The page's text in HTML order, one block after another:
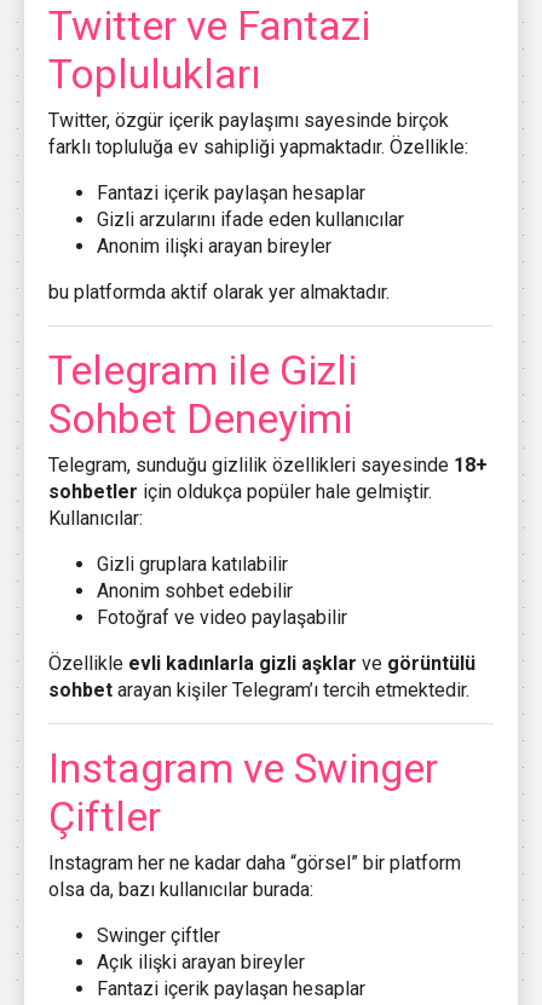
Twitter ve Fantazi
Toplulukları
Twitter, özgür içerik paylaşımı sayesinde birçok
farklı topluluğa ev sahipliği yapmaktadır. Özellikle:
Fantazi içerik paylaşan hesaplar
Gizli arzularını ifade eden kullanıcılar
Anonim ilişki arayan bireyler
bu platformda aktif olarak yer almaktadır.
Telegram ile Gizli
Sohbet Deneyimi
Telegram, sunduğu gizlilik özellikleri sayesinde 18+
sohbetler için oldukça popüler hale gelmiştir.
Kullanıcılar:
Gizli gruplara katılabilir
Anonim sohbet edebilir
Fotoğraf ve video paylaşabilir
Özellikle evli kadınlarla gizli aşklar ve görüntülü
sohbet arayan kişiler Telegram’ı tercih etmektedir.
Instagram ve Swinger
Çiftler
Instagram her ne kadar daha “görsel” bir platform
olsa da, bazı kullanıcılar burada:
Swinger çiftler
Açık ilişki arayan bireyler
Fantazi içerik paylaşan hesaplar